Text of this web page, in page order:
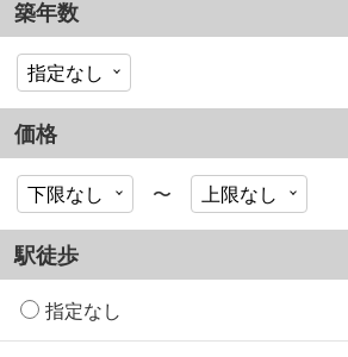
築年数
価格
〜
駅徒歩
指定なし